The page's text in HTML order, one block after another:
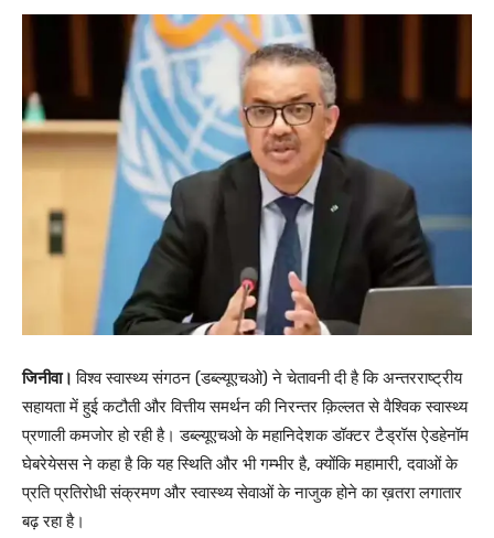
जिनीवा।विश्व स्वास्थ्य संगठन (डब्ल्यूएचओ) ने चेतावनी दी है कि अन्तरराष्ट्रीय
सहायता में हुई कटौती और वित्तीय समर्थन की निरन्तर क़िल्लत से वैश्विक स्वास्थ्य
प्रणाली कमजोर हो रही है। डब्ल्यूएचओ के महानिदेशक डॉक्टर टैड्रॉस ऐडहेनॉम
घेबरेयेसस ने कहा है कि यह स्थिति और भी गम्भीर है, क्योंकि महामारी, दवाओं के
प्रति प्रतिरोधी संक्रमण और स्वास्थ्य सेवाओं के नाजुक होने का ख़तरा लगातार
बढ़ रहा है।